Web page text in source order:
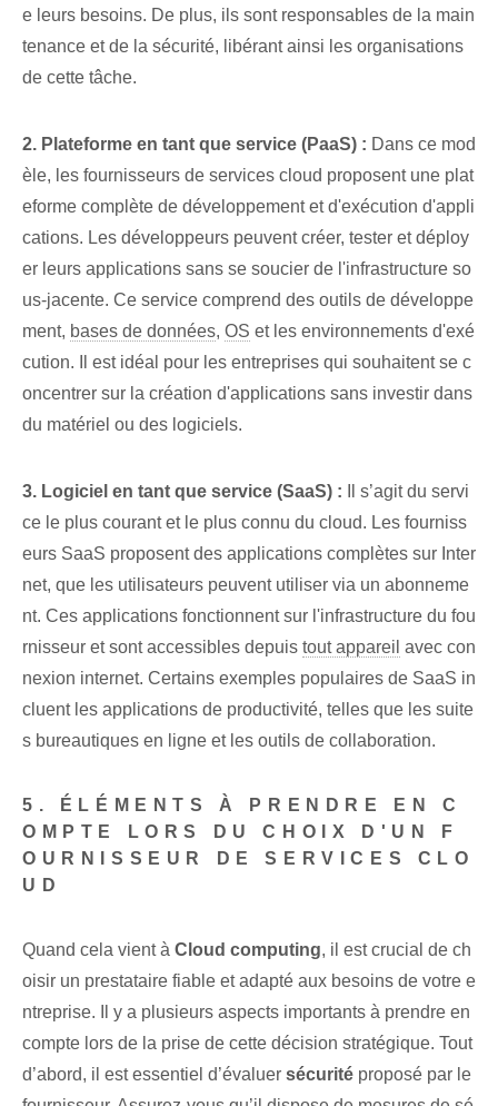
e leurs besoins. De plus, ils sont responsables de la main
tenance et de la sécurité, libérant ainsi les organisations
de cette tâche.
2. Plateforme en tant que service (PaaS) : Dans ce mod
èle, les fournisseurs de services cloud proposent une plat
eforme complète de développement et d'exécution d'appli
cations. Les développeurs peuvent créer, tester et déploy
er leurs applications sans se soucier de l'infrastructure so
us-jacente. Ce service comprend des outils de développe
ment, bases de données, OS et les environnements d'exé
cution. ​Il est idéal ⁤pour les entreprises qui souhaitent se c
oncentrer sur ⁤la création d'applications⁤ sans investir dans
du matériel ou des logiciels.
3. Logiciel en tant que service (SaaS) : Il s’agit du servi
ce le plus courant et le plus connu du cloud. ⁢Les fourniss
eurs SaaS proposent des applications complètes sur Inter
net, que les utilisateurs peuvent utiliser via un abonneme
nt. Ces applications fonctionnent sur l'infrastructure du fou
rnisseur et sont accessibles depuis tout appareil ⁤avec con
nexion internet. Certains exemples populaires de SaaS in
cluent les applications de productivité, telles que les suite
s bureautiques en ligne et les outils de collaboration.
5. ÉLÉMENTS À PRENDRE EN C
OMPTE LORS DU CHOIX D'UN F
OURNISSEUR DE SERVICES CLO
UD
Quand cela vient à Cloud computing, il est crucial de ch
oisir un prestataire fiable et adapté aux besoins de votre e
ntreprise. Il y a plusieurs aspects importants à prendre en
compte lors de la prise de cette décision stratégique. Tout
d’abord, il est essentiel d’évaluer sécurité proposé par le